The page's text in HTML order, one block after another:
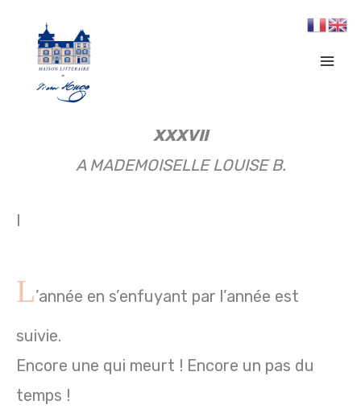
contenu
XXXVII
A MADEMOISELLE LOUISE B.
I
L’année en s’enfuyant par l’année est
suivie.
Encore une qui meurt ! Encore un pas du
temps !